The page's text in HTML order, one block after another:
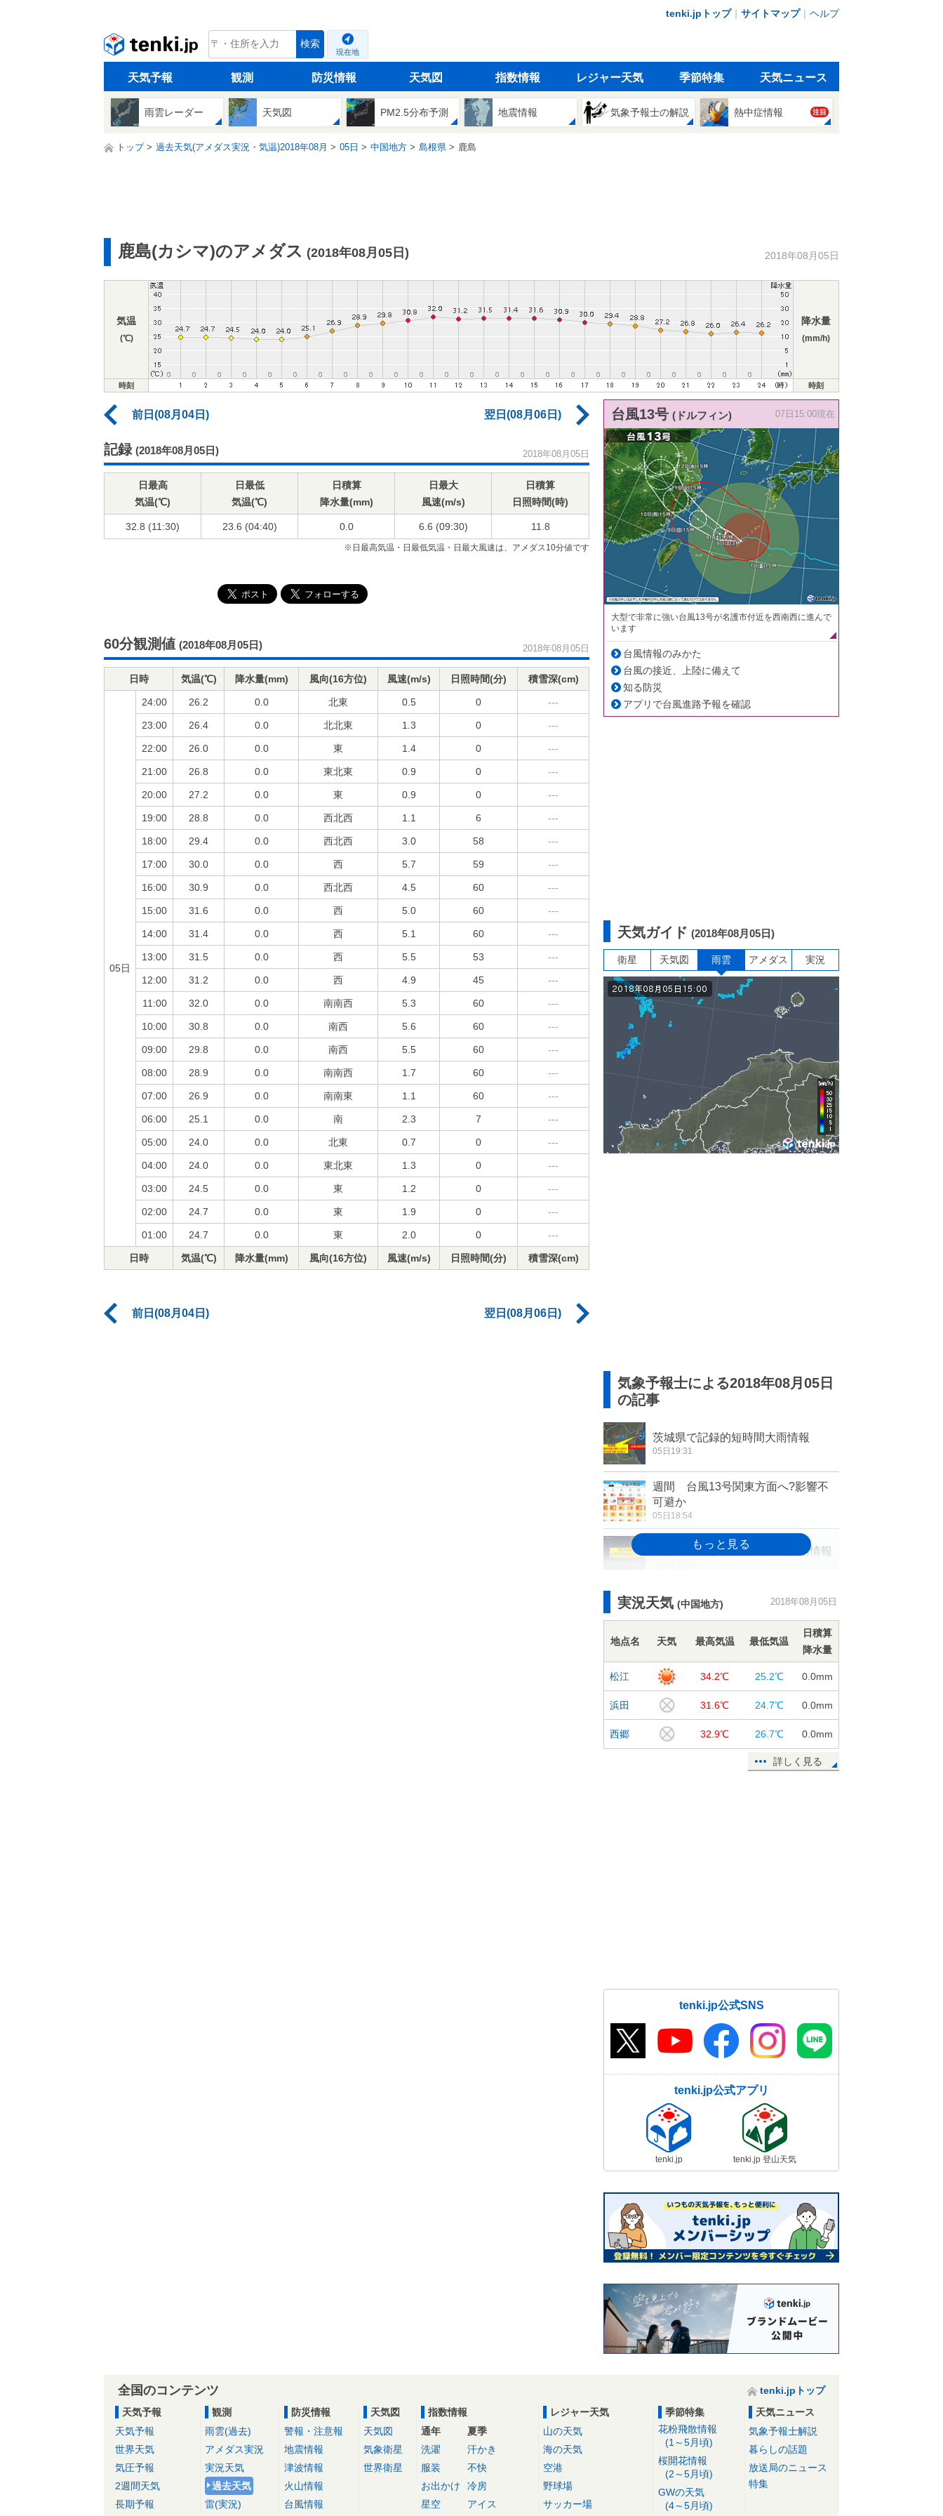
tenki.jpトップ｜ サイトマップ｜ ヘルプ
tenki.jp 検索
現在地
天気予報 観測 防災情報 天気図 指数情報 レジャー天気 季節特集 天気ニュース
雨雲レーダー 天気図 PM2.5分布予測 地震情報 気象予報士の解説 熱中症情報 注目
トップ 過去天気(アメダス実況・気温)2018年08月 05日 中国地方 島根県 鹿島
鹿島(カシマ)のアメダス (2018年08月05日) 2018年08月05日
気温
(℃)
降水量
(mm/h)
時刻 時刻
前日(08月04日) 翌日(08月06日)
記録 (2018年08月05日) 2018年08月05日
日最高
気温(℃)
日最低
気温(℃)
日積算
降水量(mm)
日最大
風速(m/s)
日積算
日照時間(時)
32.8 (11:30) 23.6 (04:40) 0.0 6.6 (09:30) 11.8
※日最高気温・日最低気温・日最大風速は、アメダス10分値です
60分観測値 (2018年08月05日) 2018年08月05日
日時 気温(℃) 降水量(mm) 風向(16方位) 風速(m/s) 日照時間(分) 積雪深(cm)
05日
24:00 26.2 0.0 北東 0.5 0 ---
23:00 26.4 0.0 北北東 1.3 0 ---
22:00 26.0 0.0 東 1.4 0 ---
21:00 26.8 0.0 東北東 0.9 0 ---
20:00 27.2 0.0 東 0.9 0 ---
19:00 28.8 0.0 西北西 1.1 6 ---
18:00 29.4 0.0 西北西 3.0 58 ---
17:00 30.0 0.0 西 5.7 59 ---
16:00 30.9 0.0 西北西 4.5 60 ---
15:00 31.6 0.0 西 5.0 60 ---
14:00 31.4 0.0 西 5.1 60 ---
13:00 31.5 0.0 西 5.5 53 ---
12:00 31.2 0.0 西 4.9 45 ---
11:00 32.0 0.0 南南西 5.3 60 ---
10:00 30.8 0.0 南西 5.6 60 ---
09:00 29.8 0.0 南西 5.5 60 ---
08:00 28.9 0.0 南南西 1.7 60 ---
07:00 26.9 0.0 南南東 1.1 60 ---
06:00 25.1 0.0 南 2.3 7 ---
05:00 24.0 0.0 北東 0.7 0 ---
04:00 24.0 0.0 東北東 1.3 0 ---
03:00 24.5 0.0 東 1.2 0 ---
02:00 24.7 0.0 東 1.9 0 ---
01:00 24.7 0.0 東 2.0 0 ---
日時 気温(℃) 降水量(mm) 風向(16方位) 風速(m/s) 日照時間(分) 積雪深(cm)
前日(08月04日) 翌日(08月06日)
台風13号 (ドルフィン) 07日15:00現在
大型で非常に強い台風13号が名護市付近を西南西に進んで
います
台風情報のみかた
台風の接近、上陸に備えて
知る防災
アプリで台風進路予報を確認
天気ガイド (2018年08月05日)
衛星 天気図 雨雲 アメダス 実況
気象予報士による2018年08月05日
の記事
茨城県で記録的短時間大雨情報
05日19:31
週間 台風13号関東方面へ?影響不
可避か
05日18:54
山形県で再び記録的短時間大雨情報
暦ではまもなく秋ですが、暑さは衰
山形県で記録的短時間大雨情報
05日14:16
40度迫る暑さ 関東は徐々に台風の
高波
05日09:06
北海道は猛暑一転 記録的冷え込み
実況天気 (中国地方) 2018年08月05日
地点名 天気 最高気温 最低気温
日積算
降水量
松江 34.2℃ 25.2℃ 0.0mm
浜田 31.6℃ 24.7℃ 0.0mm
西郷 32.9℃ 26.7℃ 0.0mm
詳しく見る
tenki.jp公式SNS
tenki.jp公式アプリ
tenki.jp tenki.jp 登山天気
全国のコンテンツ
tenki.jpトップ
天気予報
天気予報
世界天気
気圧予報
2週間天気
長期予報
観測
雨雲(過去)
アメダス実況
実況天気
過去天気
雷(実況)
防災情報
警報・注意報
地震情報
津波情報
火山情報
台風情報
天気図
天気図
気象衛星
世界衛星
指数情報
通年
洗濯
服装
お出かけ
星空
夏季
汗かき
不快
冷房
アイス
レジャー天気
山の天気
海の天気
空港
野球場
サッカー場
季節特集
花粉飛散情報
(1～5月頃)
桜開花情報
(2～5月頃)
GWの天気
(4～5月頃)
天気ニュース
気象予報士解説
暮らしの話題
放送局のニュース
特集